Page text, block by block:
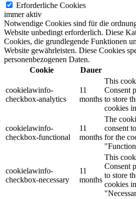
Erforderliche Cookies
immer aktiv
Notwendige Cookies sind für die
Website unbedingt erforderlich. Diese
Cookies, die grundlegende Funktionen
Website gewährleisten. Diese Cookies
personenbezogenen Daten.
Cookie
Dauer
cookielawinfo-
checkbox-analytics
11
months
This
Consent
to store
cookies
cookielawinfo-
checkbox-functional
11
months
The
consent
for the
cookielawinfo-
checkbox-necessary
11
months
This
Consent
to store
cookies